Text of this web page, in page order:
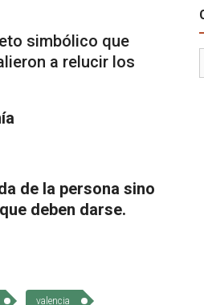
simbólico que
a relucir los
de la persona sino
deben darse.
valencia